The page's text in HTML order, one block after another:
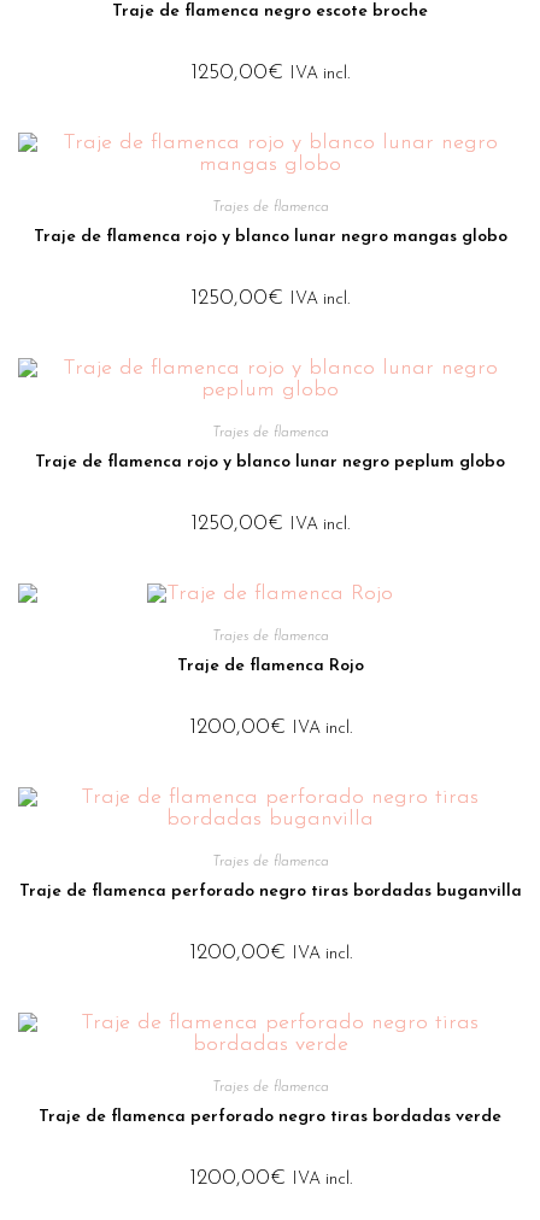
Traje de flamenca negro escote broche
1250,00€ IVA incl.
Trajes de flamenca
Traje de flamenca rojo y blanco lunar negro mangas globo
1250,00€ IVA incl.
Trajes de flamenca
Traje de flamenca rojo y blanco lunar negro peplum globo
1250,00€ IVA incl.
Trajes de flamenca
Traje de flamenca Rojo
1200,00€ IVA incl.
Trajes de flamenca
Traje de flamenca perforado negro tiras bordadas buganvilla
1200,00€ IVA incl.
Trajes de flamenca
Traje de flamenca perforado negro tiras bordadas verde
1200,00€ IVA incl.